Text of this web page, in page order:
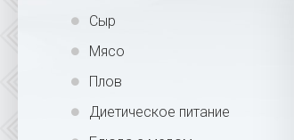
Сыр
Мясо
Плов
Диетическое питание